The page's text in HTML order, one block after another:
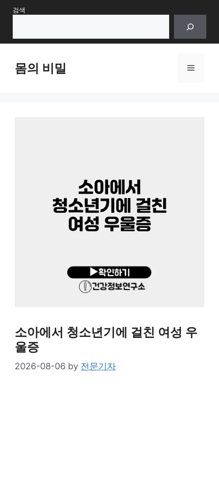
Skip검색
몸의 비밀 Menu
소아에서 청소년기에 걸친 여성 우
울증
2026-08-06 by 전문기자